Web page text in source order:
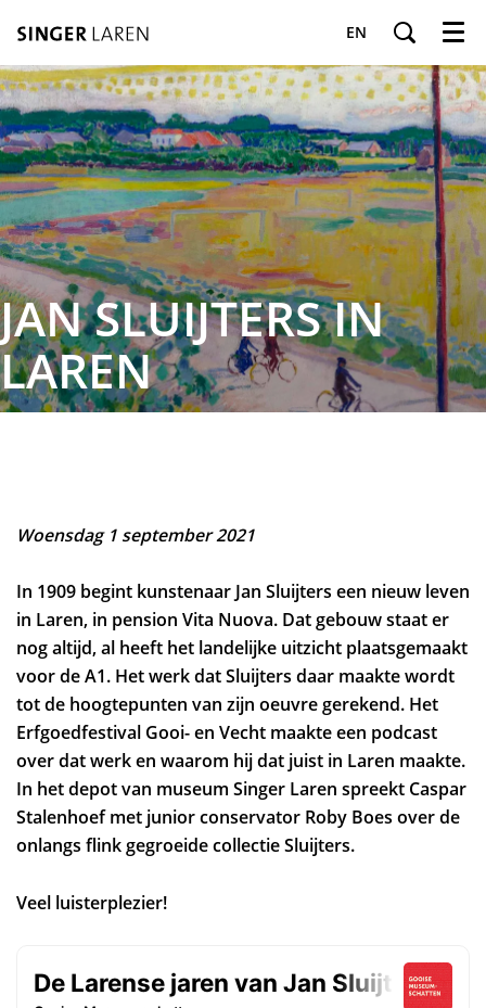
EN Menu
JAN SLUIJTERS IN
LAREN
Woensdag 1 september 2021
In 1909 begint kunstenaar Jan Sluijters een nieuw leven
in Laren, in pension Vita Nuova. Dat gebouw staat er
nog altijd, al heeft het landelijke uitzicht plaatsgemaakt
voor de A1. Het werk dat Sluijters daar maakte wordt
tot de hoogtepunten van zijn oeuvre gerekend. Het
Erfgoedfestival Gooi- en Vecht maakte een podcast
over dat werk en waarom hij dat juist in Laren maakte.
In het depot van museum Singer Laren spreekt Caspar
Stalenhoef met junior conservator Roby Boes over de
onlangs flink gegroeide collectie Sluijters.
Veel luisterplezier!